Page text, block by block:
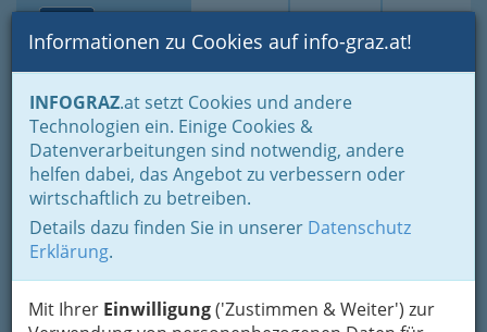
Suche Login Toggle
Informationen zu Cookies auf info-graz.at!
INFOGRAZ.at setzt Cookies und andere
Technologien ein. Einige Cookies &
Datenverarbeitungen sind notwendig, andere
helfen dabei, das Angebot zu verbessern oder
wirtschaftlich zu betreiben.
Details dazu finden Sie in unserer Datenschutz
Erklärung.
Mit Ihrer Einwilligung('Zustimmen & Weiter') zur
Home Branchen Freizeit & Sport Sport
Turnen - Gymnastik
SSV Dreihackeng.
Kasernstraße 8, 8010 Graz
Karte